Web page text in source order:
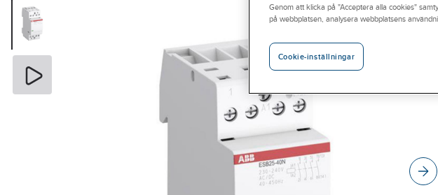
Genom att klicka på "Acceptera alla cookies"
på webbplatsen, analysera webbplatsens
Cookie-inställningar